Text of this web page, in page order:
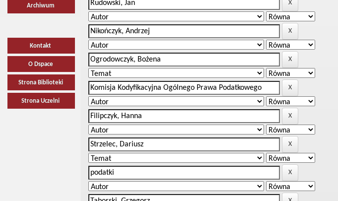
Archiwum
Kontakt
O Dspace
Strona Biblioteki
Strona Uczelni